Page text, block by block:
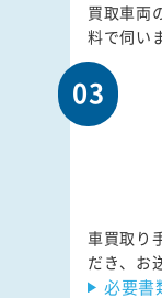
買取車両
料で伺い
03
車買取り
だき、お
必要書